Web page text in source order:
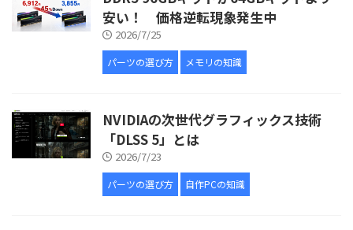
安い！ 価格逆転現象発生中
2026/7/25
パーツの選び方 メモリの知識
NVIDIAの次世代グラフィックス技術
「DLSS 5」とは
2026/7/23
パーツの選び方 自作PCの知識